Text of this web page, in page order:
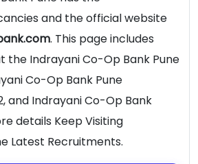
and the official website
. This page includes
the Indrayani Co-Op Bank Pune
Co-Op Bank Pune
and Indrayani Co-Op Bank
details Keep Visiting
Latest Recruitments.